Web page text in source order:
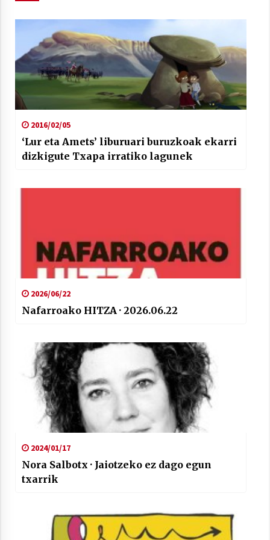
Arrosaren laburpen bideoa Hamaika
Telebistaren eskutik
2016/02/05
‘Lur eta Amets’ liburuari buruzkoak ekarri
dizkigute Txapa irratiko lagunek
2026/06/22
Nafarroako HITZA · 2026.06.22
2024/01/17
Nora Salbotx · Jaiotzeko ez dago egun
txarrik